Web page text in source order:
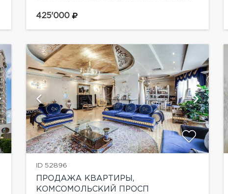
территории элитного ЖК Камелот в
425'000
ID 52896
ПРОДАЖА КВАРТИРЫ,
КОМСОМОЛЬСКИЙ ПРОСП
показать ещё 26 фотографий